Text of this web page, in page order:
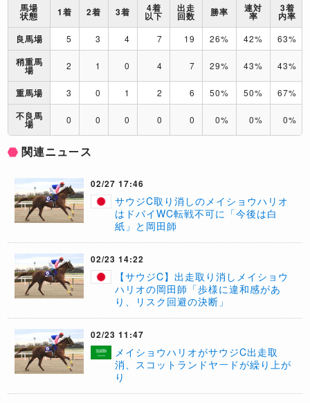
馬場
状態 1着 2着 3着 4着
以下
出走
回数 勝率 連対
率
3着
内率
良馬場
5 3 4 7 19 26% 42% 63%
稍重馬
場 2 1 0 4 7 29% 43% 43%
重馬場 3 0 1 2 6 50% 50% 67%
不良馬
場 0 0 0 0 0 0% 0% 0%
関連ニュース
02/27 17:46
サウジC取り消しのメイショウハリオ
はドバイWC転戦不可に「今後は白
紙」と岡田師
02/23 14:22
【サウジC】出走取り消しメイショウ
ハリオの岡田師「歩様に違和感があ
り、リスク回避の決断」
02/23 11:47
メイショウハリオがサウジC出走取
消、スコットランドヤードが繰り上が
り